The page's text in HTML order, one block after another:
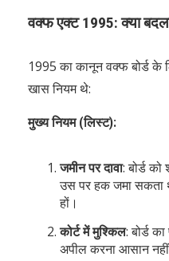
वक्फ एक्ट 1995: क्या
1995 का कानून वक्फ बोर्ड
खास नियम थे:
मुख्य नियम (लिस्ट):
जमीन पर दावा: बोर्ड
उस पर हक जमा सकता
हों।
कोर्ट में मुश्किल: बोर्ड
अपील करना आसान